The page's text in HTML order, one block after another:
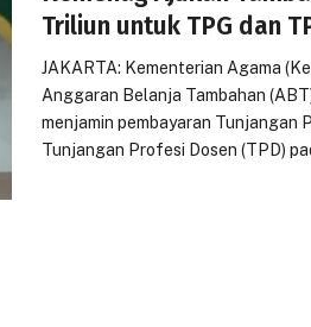
Triliun untuk TPG dan
JAKARTA: Kementerian Agama
Anggaran Belanja Tambahan
menjamin pembayaran Tunjangan
Tunjangan Profesi Dosen (TPD)